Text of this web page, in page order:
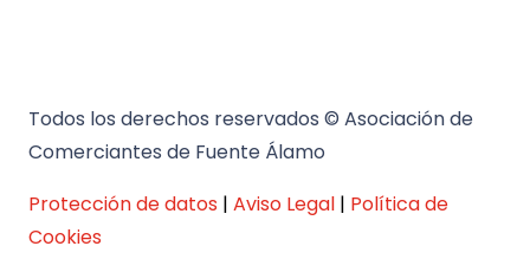
Todos los derechos reservados © Asociación de
Comerciantes de Fuente Álamo
Protección de datos | Aviso Legal | Política de
Cookies